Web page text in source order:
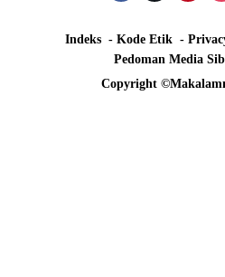
Indeks Kode Etik
Pedoman Media
Copyright